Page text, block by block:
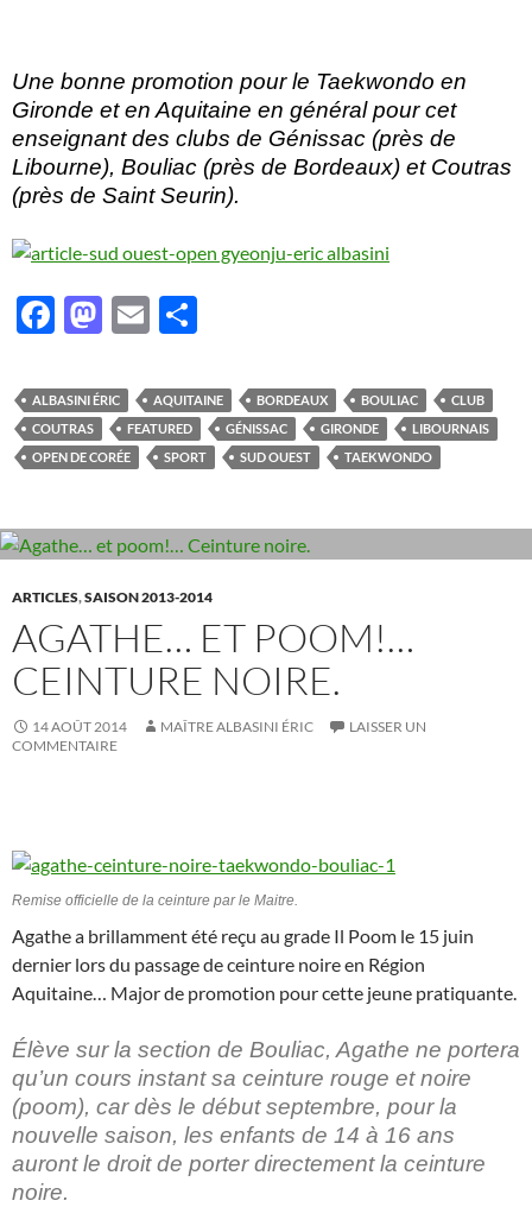
Une bonne promotion pour le Taekwondo en
Gironde et en Aquitaine en général pour cet
enseignant des clubs de Génissac (près de
Libourne), Bouliac (près de Bordeaux) et Coutras
(près de Saint Seurin).
F
e
b
o
k
M
to
d
o
E
ail ta
g
er
ALBASINI ÉRIC AQUITAINE BORDEAUX BOULIAC
CLUB
COUTRAS
FEATURED GÉNISSAC GIRONDE
LIBOURNAIS
OPEN DE CORÉE
SPORT SUD OUEST TAEKWONDO
ARTICLES,SAISON 2013-2014
AGATHE… ET POOM!…
CEINTURE NOIRE.
14 AOÛT 2014 MAÎTRE ALBASINI ÉRIC
LAISSER UN
COMMENTAIRE
Remise officielle de la ceinture par le Maitre.
Agathe a brillamment été reçu au grade Il Poom le 15 juin
dernier lors du passage de ceinture noire en Région
Aquitaine… Major de promotion pour cette jeune pratiquante.
Élève sur la section de Bouliac, Agathe ne portera
qu’un cours instant sa ceinture rouge et noire
(poom), car dès le début septembre, pour la
nouvelle saison, les enfants de 14 à 16 ans
auront le droit de porter directement la ceinture
noire.